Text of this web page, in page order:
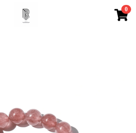
0
×
商品分類 ×
部落格分類